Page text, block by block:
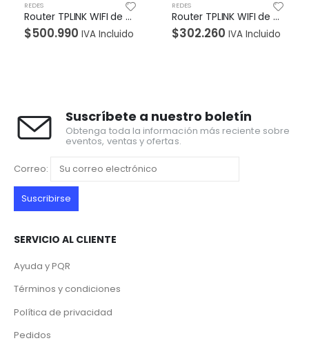
REDES
Router TPLINK WIFI de malla Doble banda AC1200 10/100 Pack por 3 Unidad
$500.990 IVA Incluido
REDES
Router TPLINK WIFI de malla Doble banda AC1300 Gigabit Pack por 1 Unidad
$302.260 IVA Incluido
Suscríbete a nuestro boletín
Obtenga toda la información más reciente sobre
eventos, ventas y ofertas.
Correo:
SERVICIO AL CLIENTE
Ayuda y PQR
Términos y condiciones
Política de privacidad
Pedidos